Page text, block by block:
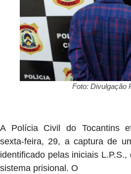
Foto: Divulgação
A Polícia Civil do Tocantins
sexta-feira, 29, a captura de
identificado pelas iniciais
sistema prisional. O